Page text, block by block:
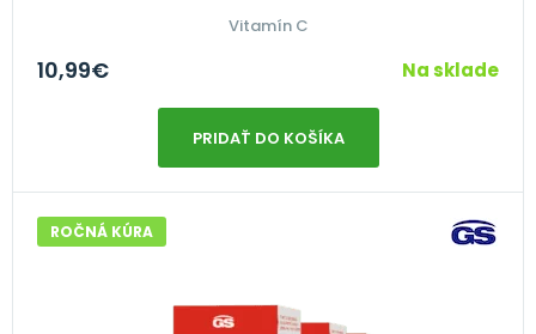
Vitamín C
10,99€ Na sklade
PRIDAŤ DO KOŠÍKA
ROČNÁ KÚRA